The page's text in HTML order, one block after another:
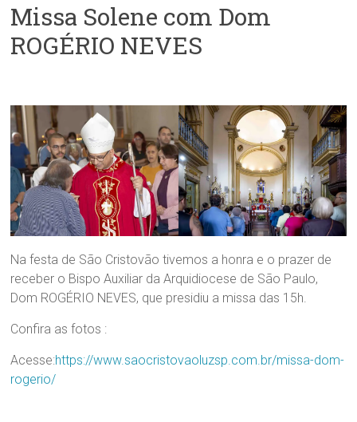
–
Luz
São
Paulo
–
Região
Episcopal
Sé
–
Setor
Bom
Retiro
Missa Solene com Dom
ROGÉRIO NEVES
Na festa de São Cristovão tivemos a honra e o prazer de
receber o Bispo Auxiliar da Arquidiocese de São Paulo,
Dom ROGÉRIO NEVES, que presidiu a missa das 15h.
Confira as fotos :
Acesse:https://www.saocristovaoluzsp.com.br/missa-dom-
rogerio/